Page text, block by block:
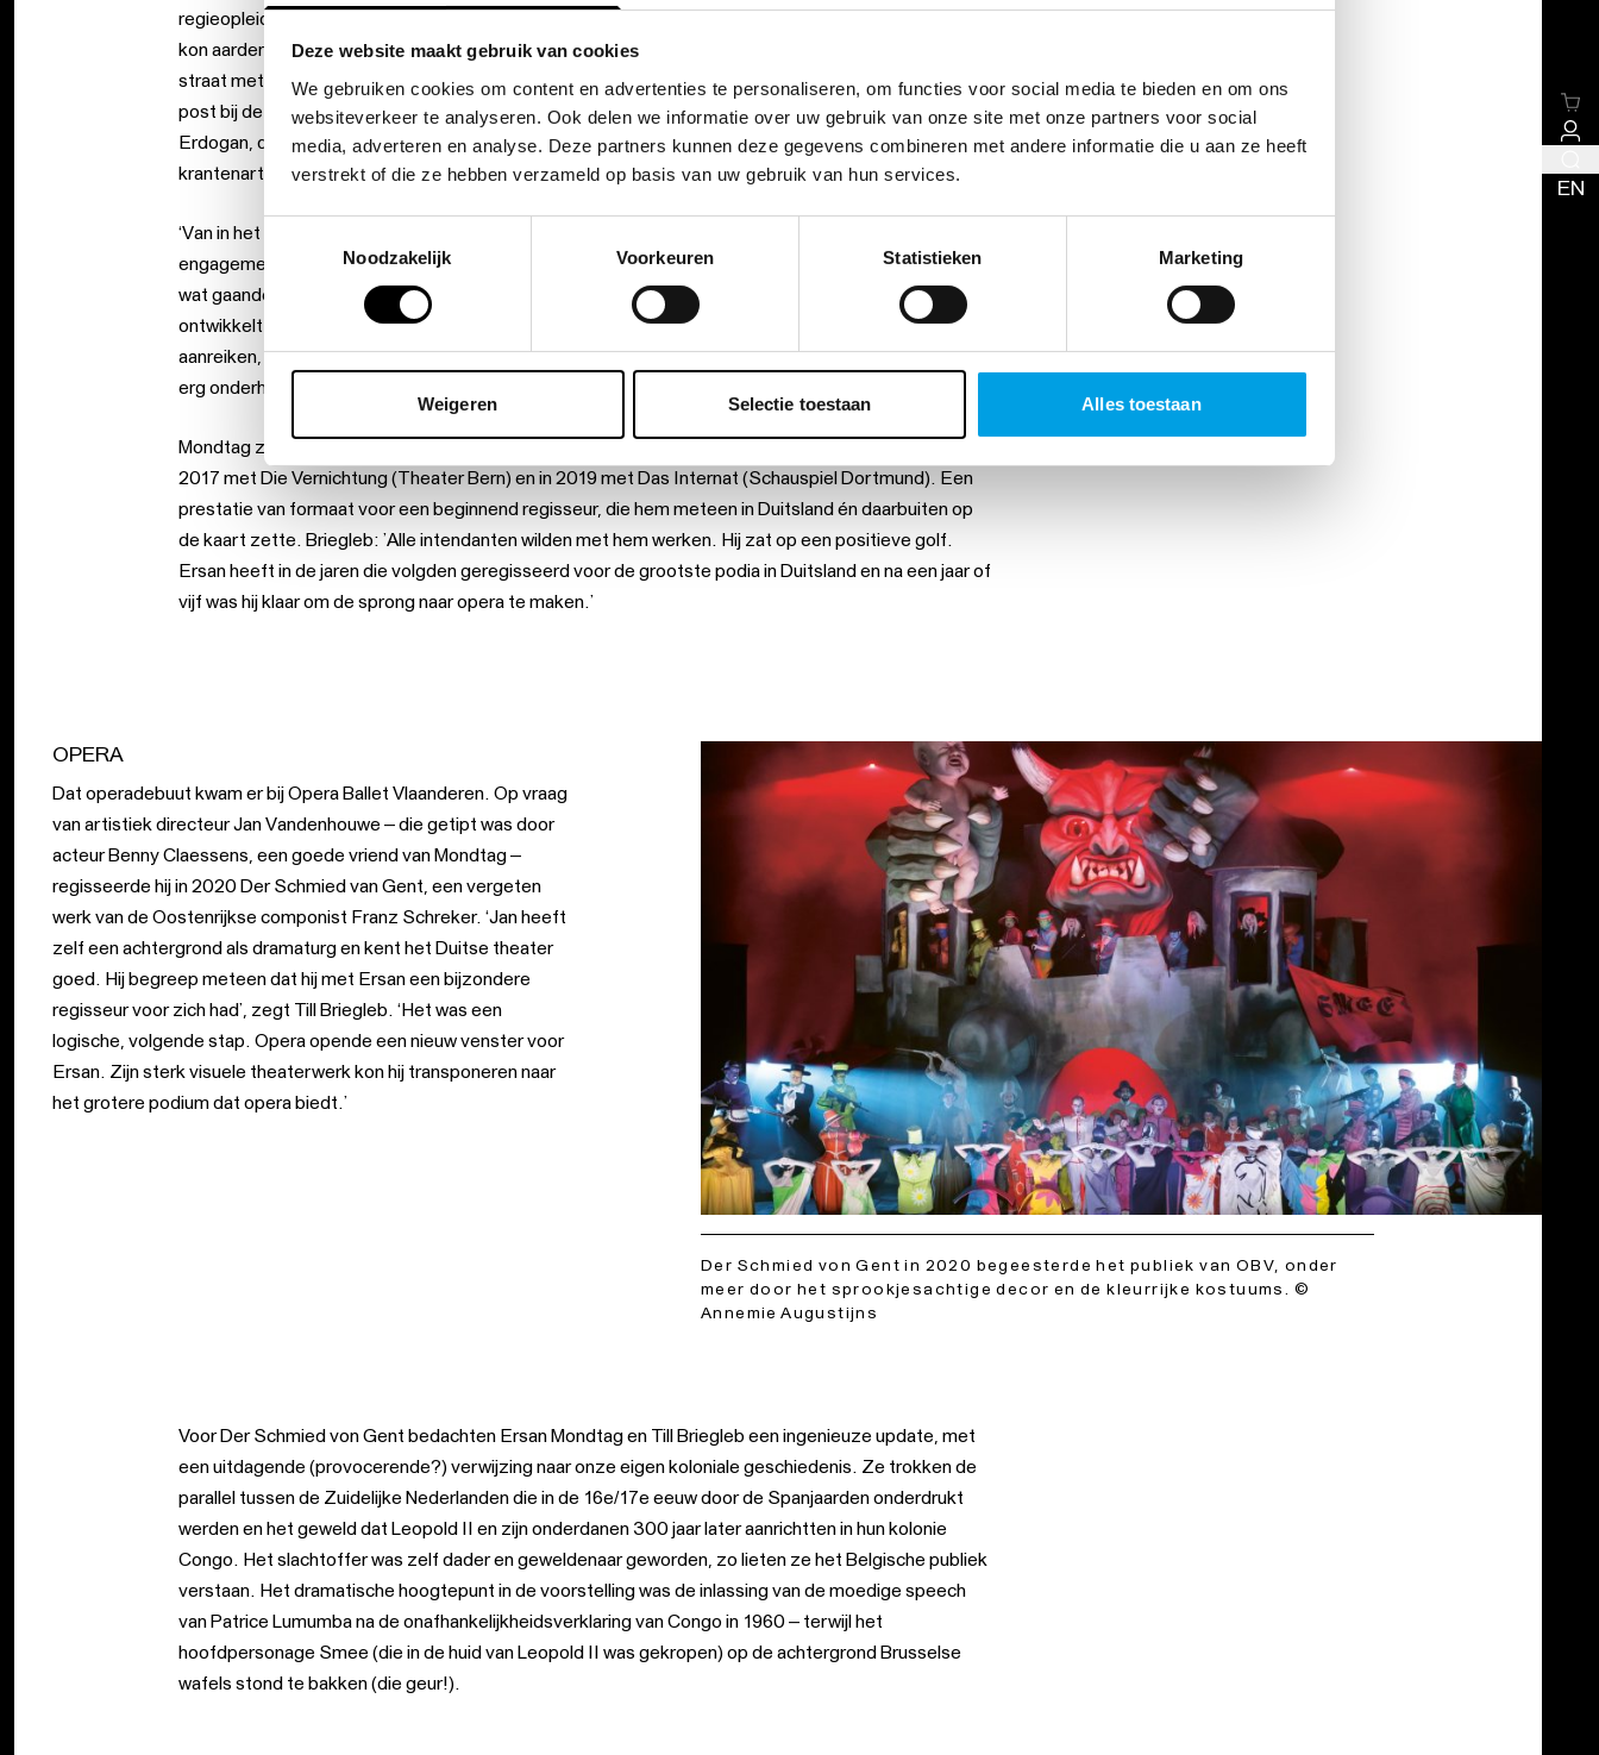
Deze website maakt gebruik van cookies
We gebruiken cookies om content en advertenties te personaliseren, om functies voor social media te bieden en om ons
websiteverkeer te analyseren. Ook delen we informatie over uw gebruik van onze site met onze partners voor social
media, adverteren en analyse. Deze partners kunnen deze gegevens combineren met andere informatie die u aan ze heeft
verstrekt of die ze hebben verzameld op basis van uw gebruik van hun services.
Noodzakelijk
Voorkeuren Statistieken Marketing
Weigeren Selectie toestaan Alles toestaan
regieopleiding aan de Otto-Falckenberg-Schule in München, maar brak die voortijdig af omdat hij niet
kon aarden in het schoolse systeem.’ In plaats daarvan ging hij rebelse performances regisseren op
straat met zijn eigen Kapitæl 2 Kolektif. Verkleed in burka’s vatten hij en zijn kompanen bijvoorbeeld
post bij de schietstand op het Oktoberfest. In 2014 draaide hij een spotfilm over de Turkse president
Erdogan, die zich met een grotesk masker op als machtsgeile despoot opwindt over onflatteuze
krantenartikels.
‘Van in het begin heeft Ersans werk een politieke inslag gehad’, vertelt Till Briegleb hierover. Waar dat
engagement vandaan komt? ‘Ersan heeft charisma en esprit en hij is buitengewoon geïnteresseerd in
wat gaande is in de wereld. Dan kan het, denk ik, niet anders dan dat je een politieke houding
ontwikkelt. Maar hij is daar soeverein in en bovenal nooit didactisch. Hij wil met zijn werk wel ideeën
aanreiken, maar het politieke en het poëtische gaan steeds hand in hand. Zijn stukken zijn ook altijd
erg onderhoudend.’
Mondtag zou na Tyrannis nog twee keer uitgenodigd worden voor het Berliner Theatertreffen, in
2017 met Die Vernichtung (Theater Bern) en in 2019 met Das Internat (Schauspiel Dortmund). Een
prestatie van formaat voor een beginnend regisseur, die hem meteen in Duitsland én daarbuiten op
de kaart zette. Briegleb: ’Alle intendanten wilden met hem werken. Hij zat op een positieve golf.
Ersan heeft in de jaren die volgden geregisseerd voor de grootste podia in Duitsland en na een jaar of
vijf was hij klaar om de sprong naar opera te maken.’
OPERA
Dat operadebuut kwam er bij Opera Ballet Vlaanderen. Op vraag
van artistiek directeur Jan Vandenhouwe – die getipt was door
acteur Benny Claessens, een goede vriend van Mondtag –
regisseerde hij in 2020 Der Schmied van Gent, een vergeten
werk van de Oostenrijkse componist Franz Schreker. ‘Jan heeft
zelf een achtergrond als dramaturg en kent het Duitse theater
goed. Hij begreep meteen dat hij met Ersan een bijzondere
regisseur voor zich had’, zegt Till Briegleb. ‘Het was een
logische, volgende stap. Opera opende een nieuw venster voor
Ersan. Zijn sterk visuele theaterwerk kon hij transponeren naar
het grotere podium dat opera biedt.’
Der Schmied von Gent in 2020 begeesterde het publiek van OBV, onder
meer door het sprookjesachtige decor en de kleurrijke kostuums. ©
Annemie Augustijns
Voor Der Schmied von Gent bedachten Ersan Mondtag en Till Briegleb een ingenieuze update, met
een uitdagende (provocerende?) verwijzing naar onze eigen koloniale geschiedenis. Ze trokken de
parallel tussen de Zuidelijke Nederlanden die in de 16e/17e eeuw door de Spanjaarden onderdrukt
werden en het geweld dat Leopold II en zijn onderdanen 300 jaar later aanrichtten in hun kolonie
Congo. Het slachtoffer was zelf dader en geweldenaar geworden, zo lieten ze het Belgische publiek
verstaan. Het dramatische hoogtepunt in de voorstelling was de inlassing van de moedige speech
van Patrice Lumumba na de onafhankelijkheidsverklaring van Congo in 1960 – terwijl het
hoofdpersonage Smee (die in de huid van Leopold II was gekropen) op de achtergrond Brusselse
wafels stond te bakken (die geur!).
EN